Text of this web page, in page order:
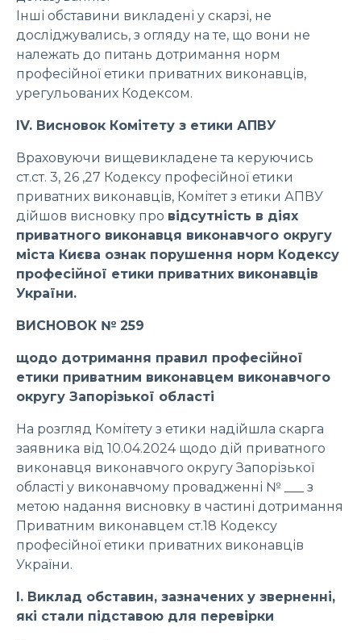
Інші обставини викладені у скарзі, не
досліджувались, з огляду на те, що вони не
належать до питань дотримання норм
професійної етики приватних виконавців,
урегульованих Кодексом.
ІV. Висновок Комітету з етики АПВУ
Враховуючи вищевикладене та керуючись
ст.ст. 3, 26 ,27 Кодексу професійної етики
приватних виконавців, Комітет з етики АПВУ
дійшов висновку про відсутність в діях
приватного виконавця виконавчого округу
міста Києва ознак порушення норм Кодексу
професійної етики приватних виконавців
України.
ВИСНОВОК № 259
щодо дотримання правил професійної
етики приватним виконавцем виконавчого
округу Запорізької області
На розгляд Комітету з етики надійшла скарга
заявника від 10.04.2024 щодо дій приватного
виконавця виконавчого округу Запорізької
області у виконавчому провадженні № ___ з
метою надання висновку в частині дотримання
Приватним виконавцем ст.18 Кодексу
професійної етики приватних виконавців
України.
І. Виклад обставин, зазначених у зверненні,
які стали підставою для перевірки